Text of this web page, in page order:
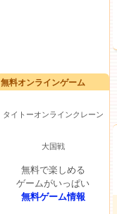
無料オンラインゲーム
タイトーオンラインクレーン
大国戦
無料で楽しめる
ゲームがいっぱい
無料ゲーム情報